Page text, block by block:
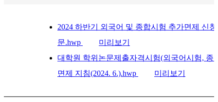
2024 하반기 외국어 및 종합시험 추가면제 신
문.hwp
미리보기
대학원 학위논문제출자격시험(외국어시험, 종
면제 지침(2024. 6.).hwp
미리보기